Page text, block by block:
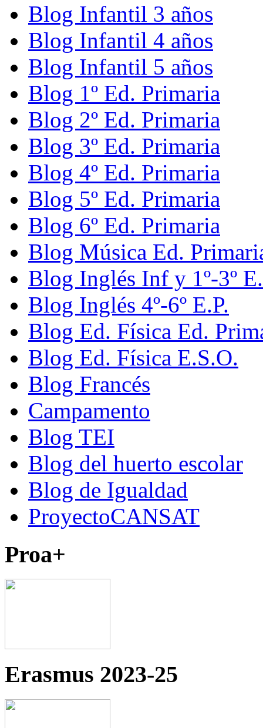
Blog Infantil 3 años
Blog Infantil 4 años
Blog Infantil 5 años
Blog 1º Ed. Primaria
Blog 2º Ed. Primaria
Blog 3º Ed. Primaria
Blog 4º Ed. Primaria
Blog 5º Ed. Primaria
Blog 6º Ed. Primaria
Blog Música Ed.
Blog Inglés Inf y 1º-3º
Blog Inglés 4º-6º E.P.
Blog Ed. Física Ed.
Blog Ed. Física E.S.O.
Blog Francés
Campamento
Blog TEI
Blog del huerto escolar
Blog de Igualdad
ProyectoCANSAT
Proa+
Erasmus 2023-25